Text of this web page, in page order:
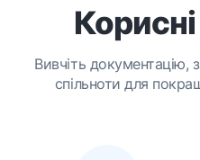
Вивчіть документацію,
спільноти для